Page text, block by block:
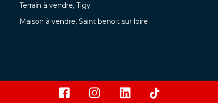
Terrain à vendre, Tigy
Maison à vendre, Saint benoit sur loire